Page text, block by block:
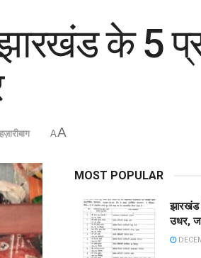
के 5
हज़ारीबाग AA
MOST POPULAR
उधर,